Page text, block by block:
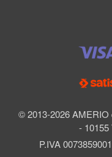
© 2013-2026 AMERIO
- 10155
P.IVA